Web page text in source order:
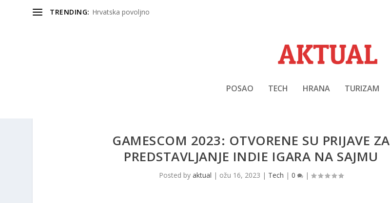
TRENDING: Hrvatska povoljno
POSAO TECH HRANA TURIZAM
GAMESCOM 2023: OTVORENE SU PRIJAVE ZA
PREDSTAVLJANJE INDIE IGARA NA SAJMU
Posted by aktual | ožu 16, 2023 | Tech | 0 |